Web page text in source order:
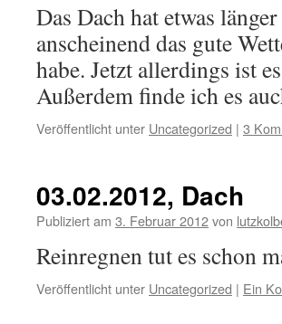
Das Dach hat etwas
anscheinend das gute
habe. Jetzt allerdings ist
Außerdem finde ich es
Veröffentlicht unter Uncategorized | 3
03.02.2012, Dach
Publiziert am 3. Februar 2012von
Reinregnen tut es schon
Veröffentlicht unter Uncategorized | Ein